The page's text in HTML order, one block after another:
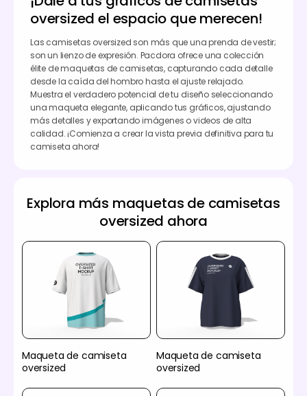
oversized el espacio que merecen!
Las camisetas oversized son más que una prenda de vestir;
son un lienzo de expresión. Pacdora ofrece una colección
élite de maquetas de camisetas, capturando cada detalle
desde la caída del hombro hasta el ajuste relajado.
Muestra el verdadero potencial de tu diseño seleccionando
una maqueta elegante, aplicando tus gráficos, ajustando
más detalles y exportando imágenes o videos de alta
calidad. ¡Comienza a crear la vista previa definitiva para tu
camiseta ahora!
Explora más maquetas de camisetas
oversized ahora
Maqueta de camiseta
oversized
Maqueta de camiseta
oversized